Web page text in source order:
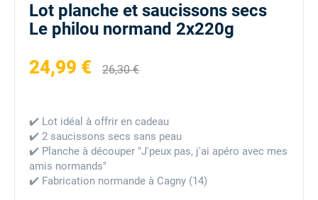
Lot planche et saucissons secs
Le philou normand 2x220g
✔️ Lot idéal à offrir en cadeau
✔️ 2 saucissons secs sans peau
✔️ Planche à découper "J'peux pas, j'ai apéro avec mes
amis normands"
✔️ Fabrication normande à Cagny (14)
24,99 € 26,30 €